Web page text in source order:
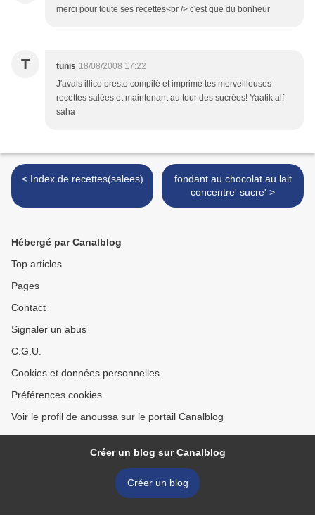
merci pour toute ses recettes<br /> c'est que du bonheur
T tunis 18/08/2008 17:22
J'avais illico presto compilé et imprimé tes merveilleuses
recettes salées et maintenant au tour des sucrées! Yaatik alf
saha
< Index de recettes(salees)
fondant au chocolat au lait
concentre' sucre' >
Hébergé par Canalblog
Top articles
Pages
Contact
Signaler un abus
C.G.U.
Cookies et données personnelles
Préférences cookies
Voir le profil de anoussa sur le portail Canalblog
Créer un blog sur Canalblog
Créer un blog